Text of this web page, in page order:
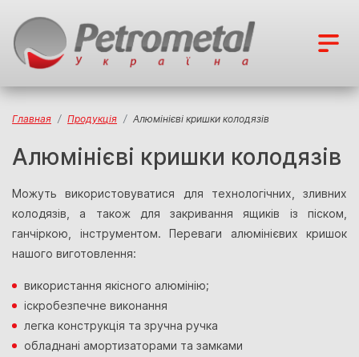
Главная Продукція Алюмінієві кришки колодязів
Алюмінієві кришки колодязів
Можуть використовуватися для технологічних, зливних
колодязів, а також для закривання ящиків із піском,
ганчіркою, інструментом.
Переваги алюмінієвих кришок
нашого виготовлення:
використання якісного алюмінію;
іскробезпечне виконання
легка конструкція та зручна ручка
обладнані амортизаторами та замками